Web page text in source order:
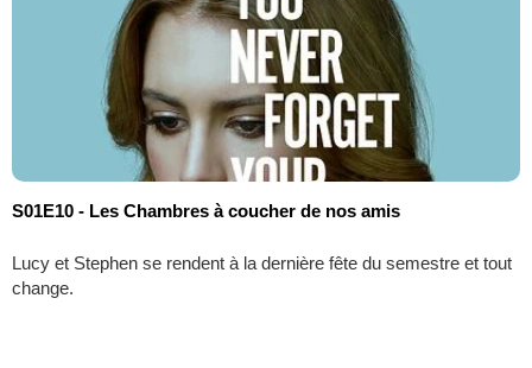
S01E10 - Les Chambres à coucher de nos amis
Lucy et Stephen se rendent à la dernière fête du semestre et tout
change.